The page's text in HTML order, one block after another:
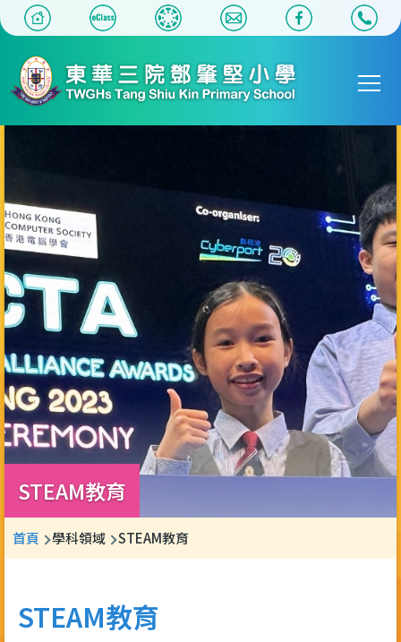
移至主內容
Main
STEAM教育
導
航
結
首頁 學科領域 STEAM教育
STEAM教育